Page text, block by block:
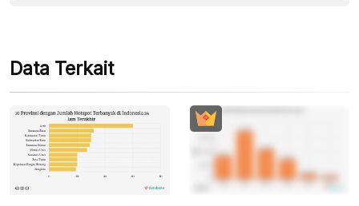
Data Terkait